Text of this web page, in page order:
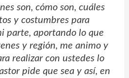
son, cómo son, cuáles
y costumbres para
parte, aportando lo que
y región, me animo y
realizar con ustedes lo
pide que sea y así, en